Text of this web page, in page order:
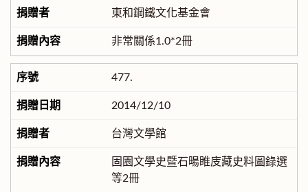
東和鋼鐵文化基金會
非常關係1.0*2冊
477.
2014/12/10
台灣文學館
固園文學史暨石暘睢庋藏史料圖錄選
等2冊